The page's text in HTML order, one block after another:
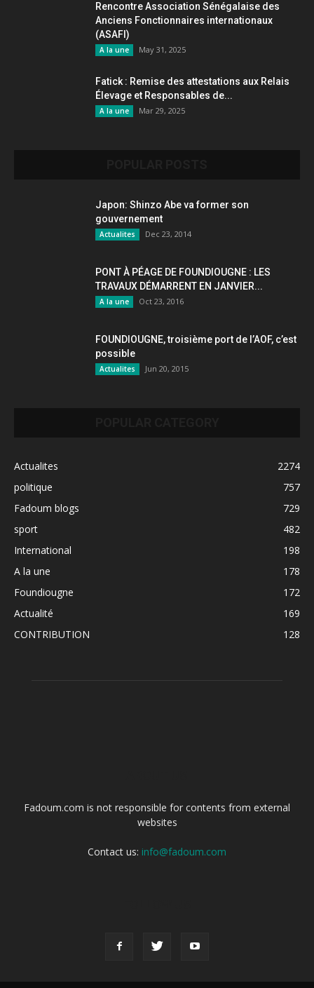
Rencontre Association Sénégalaise des
Anciens Fonctionnaires internationaux
(ASAFI)
A la une May 31, 2025
Fatick : Remise des attestations aux Relais
Élevage et Responsables de...
A la une Mar 29, 2025
Japon: Shinzo Abe va former son
gouvernement
Actualites Dec 23, 2014
PONT À PÉAGE DE FOUNDIOUGNE : LES
TRAVAUX DÉMARRENT EN JANVIER...
A la une Oct 23, 2016
FOUNDIOUGNE, troisième port de l’AOF, c’est
possible
Actualites Jun 20, 2015
Actualites
2274
politique
757
Fadoum blogs
729
sport
482
International
198
A la une
178
Foundiougne
172
Actualité
169
CONTRIBUTION
128
Fadoum.com is not responsible for contents from external
websites
Contact us: info@fadoum.com